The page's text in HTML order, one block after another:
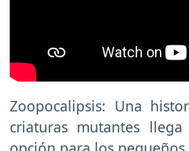
Zoopocalipsis: Una
criaturas mutantes